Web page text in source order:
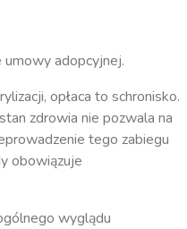
adopcyjnej.
opłaca to schronisko.
zdrowia nie pozwala na
tego zabiegu
obowiązuje
wyglądu